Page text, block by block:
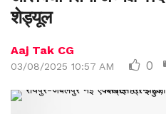
शेड्यूल
Aaj Tak CG
03/08/2025 10:57 AM 0